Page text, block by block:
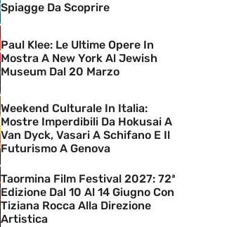
Spiagge Da Scoprire
Paul Klee: Le Ultime Opere In
Mostra A New York Al Jewish
Museum Dal 20 Marzo
Weekend Culturale In Italia:
Mostre Imperdibili Da Hokusai A
Van Dyck, Vasari A Schifano E Il
Futurismo A Genova
Taormina Film Festival 2027: 72ª
Edizione Dal 10 Al 14 Giugno Con
Tiziana Rocca Alla Direzione
Artistica